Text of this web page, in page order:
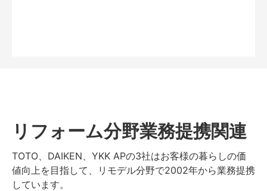
リフォーム分野業務提携関連
TOTO、DAIKEN、YKK APの3社はお客様の暮らしの価
値向上を目指して、リモデル分野で2002年から業務提携
しています。